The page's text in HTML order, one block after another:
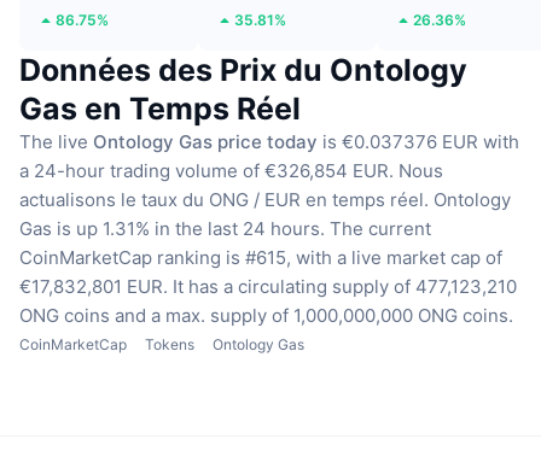
86.75% 35.81% 26.36%
Données des Prix du Ontology
Gas en Temps Réel
The live Ontology Gas price today is €0.037376 EUR with
a 24-hour trading volume of €326,854 EUR. Nous
actualisons le taux du ONG / EUR en temps réel. Ontology
Gas is up 1.31% in the last 24 hours. The current
CoinMarketCap ranking is #615, with a live market cap of
€17,832,801 EUR. It has a circulating supply of 477,123,210
ONG coins and a max. supply of 1,000,000,000 ONG coins.
CoinMarketCap Tokens Ontology Gas